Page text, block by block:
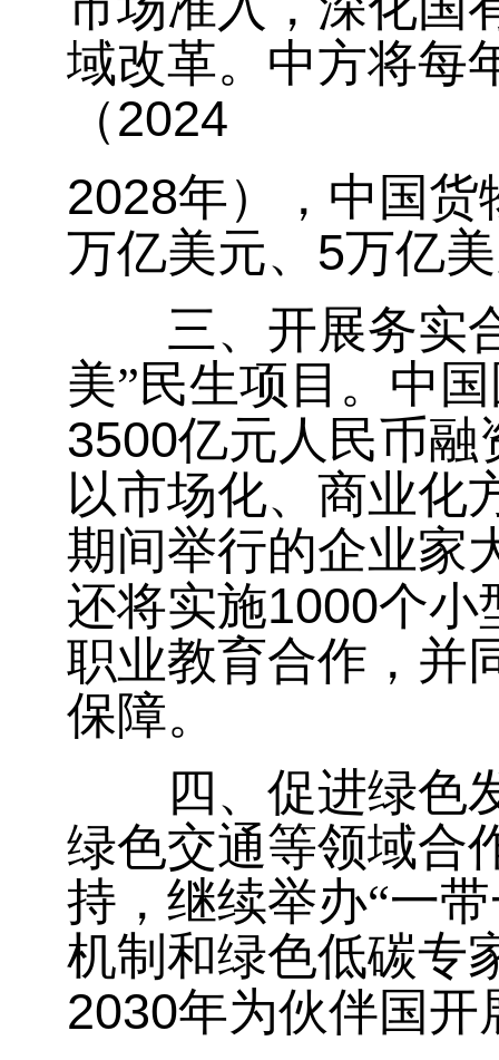
域改革。中方将每
（2024
2028年），中国货
万亿美元、 5万亿
三、开展务实合
美”民生项目。中
3500亿元人民币融
以市场化、商业化
期间举行的企业家
还将实施1000个小
职业教育合作，并
保障。
四、促进绿色发
绿色交通等领域合
持，继续举办“一
机制和绿色低碳专
2030年为伙伴国开